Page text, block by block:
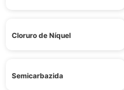
Cloruro de Níquel
Semicarbazida